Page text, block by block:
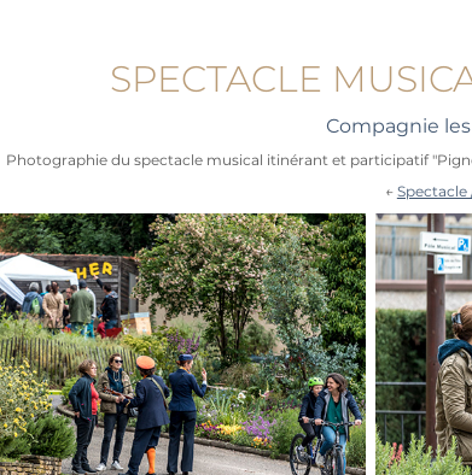
SPECTACLE
Compagnie
Photographie du spectacle musical itinérant et participatif
←